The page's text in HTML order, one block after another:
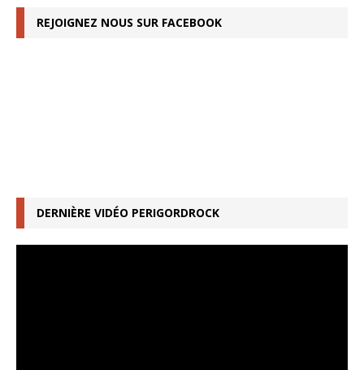
REJOIGNEZ NOUS SUR FACEBOOK
DERNIÈRE VIDÉO PERIGORDROCK